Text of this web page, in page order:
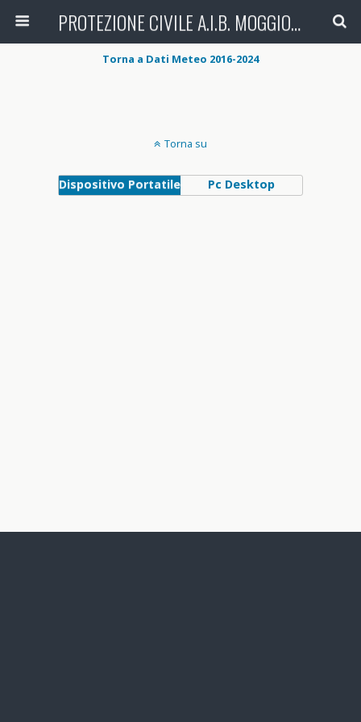
PROTEZIONE CIVILE A.I.B. MOGGIO (LC)
Torna a Dati Meteo 2016-2024
Torna su
Dispositivo Portatile Pc Desktop